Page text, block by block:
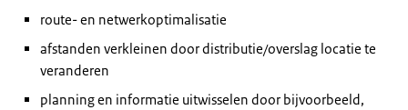
route- en netwerkoptimalisatie
afstanden verkleinen door distributie/overslag locatie te
veranderen
planning en informatie uitwisselen door bijvoorbeeld,